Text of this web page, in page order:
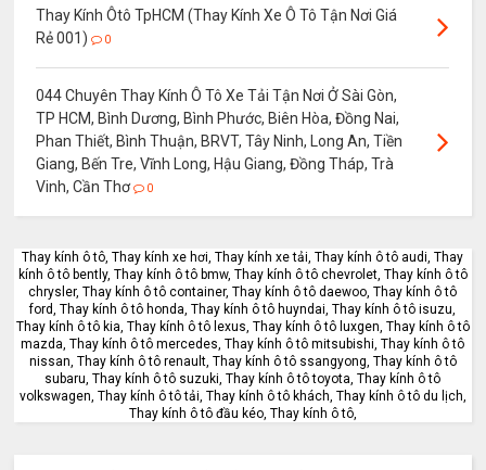
Thay Kính Ôtô TpHCM (Thay Kính Xe Ô Tô Tận Nơi Giá
Rẻ 001)
0
044 Chuyên Thay Kính Ô Tô Xe Tải Tận Nơi Ở Sài Gòn,
TP HCM, Bình Dương, Bình Phước, Biên Hòa, Đồng Nai,
Phan Thiết, Bình Thuận, BRVT, Tây Ninh, Long An, Tiền
Giang, Bến Tre, Vĩnh Long, Hậu Giang, Đồng Tháp, Trà
Vinh, Cần Thơ
0
Thay kính ô tô, Thay kính xe hơi, Thay kính xe tải, Thay kính ô tô audi, Thay
kính ô tô bently, Thay kính ô tô bmw, Thay kính ô tô chevrolet, Thay kính ô tô
chrysler, Thay kính ô tô container, Thay kính ô tô daewoo, Thay kính ô tô
ford, Thay kính ô tô honda, Thay kính ô tô huyndai, Thay kính ô tô isuzu,
Thay kính ô tô kia, Thay kính ô tô lexus, Thay kính ô tô luxgen, Thay kính ô tô
mazda, Thay kính ô tô mercedes, Thay kính ô tô mitsubishi, Thay kính ô tô
nissan, Thay kính ô tô renault, Thay kính ô tô ssangyong, Thay kính ô tô
subaru, Thay kính ô tô suzuki, Thay kính ô tô toyota, Thay kính ô tô
volkswagen, Thay kính ô tô tải, Thay kính ô tô khách, Thay kính ô tô du lịch,
Thay kính ô tô đầu kéo, Thay kính ô tô,